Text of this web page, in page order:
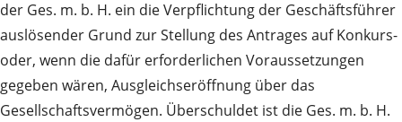
der Ges. m. b. H. ein die Verpflichtung der Geschäftsführer
auslösender Grund zur Stellung des Antrages auf Konkurs-
oder, wenn die dafür erforderlichen Voraussetzungen
gegeben wären, Ausgleichseröffnung über das
Gesellschaftsvermögen. Überschuldet ist die Ges. m. b. H.